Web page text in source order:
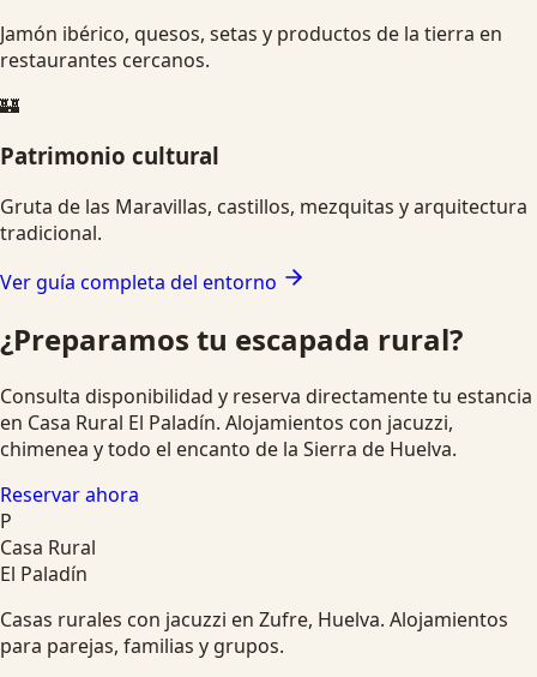
Jamón ibérico, quesos, setas y productos de la tierra en
restaurantes cercanos.
🏰
Patrimonio cultural
Gruta de las Maravillas, castillos, mezquitas y arquitectura
tradicional.
Ver guía completa del entorno
¿Preparamos tu escapada rural?
Consulta disponibilidad y reserva directamente tu estancia
en Casa Rural El Paladín. Alojamientos con jacuzzi,
chimenea y todo el encanto de la Sierra de Huelva.
Reservar ahora
P
Casa Rural
El Paladín
Casas rurales con jacuzzi en Zufre, Huelva. Alojamientos
para parejas, familias y grupos.